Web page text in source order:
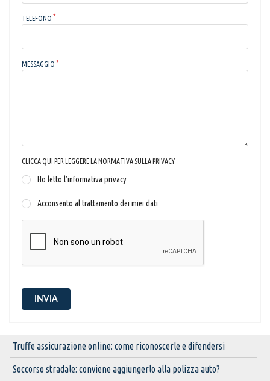
TELEFONO
MESSAGGIO
CLICCA QUI PER LEGGERE LA NORMATIVA SULLA PRIVACY
Ho letto l’informativa privacy
Acconsento al trattamento dei miei dati
INVIA
Truffe assicurazione online: come riconoscerle e difendersi
Soccorso stradale: conviene aggiungerlo alla polizza auto?